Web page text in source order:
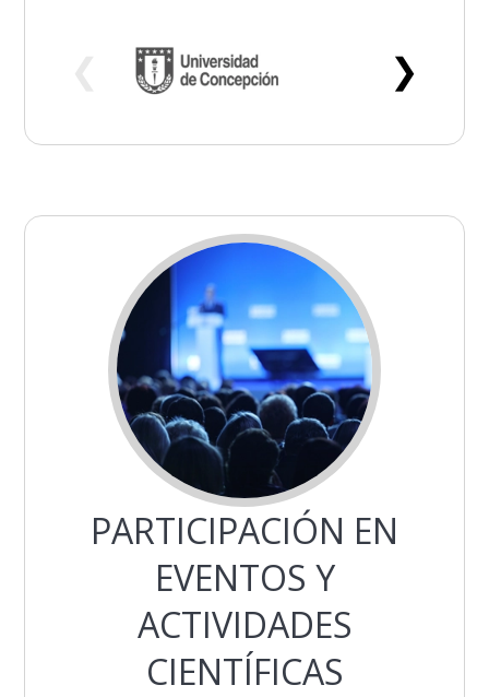
❯
PARTICIPACIÓN EN
EVENTOS Y
ACTIVIDADES
CIENTÍFICAS